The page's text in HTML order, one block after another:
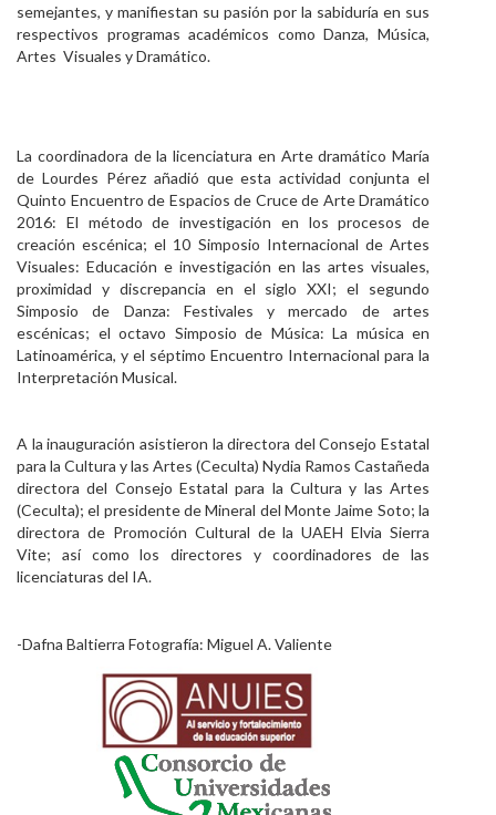
semejantes, y manifiestan su pasión por la sabiduría en sus
respectivos programas académicos como Danza, Música,
Artes Visuales y Dramático.
La coordinadora de la licenciatura en Arte dramático María
de Lourdes Pérez añadió que esta actividad conjunta el
Quinto Encuentro de Espacios de Cruce de Arte Dramático
2016: El método de investigación en los procesos de
creación escénica; el 10 Simposio Internacional de Artes
Visuales: Educación e investigación en las artes visuales,
proximidad y discrepancia en el siglo XXI; el segundo
Simposio de Danza: Festivales y mercado de artes
escénicas; el octavo Simposio de Música: La música en
Latinoamérica, y el séptimo Encuentro Internacional para la
Interpretación Musical.
A la inauguración asistieron la directora del Consejo Estatal
para la Cultura y las Artes (Ceculta) Nydia Ramos Castañeda
directora del Consejo Estatal para la Cultura y las Artes
(Ceculta); el presidente de Mineral del Monte Jaime Soto; la
directora de Promoción Cultural de la UAEH Elvia Sierra
Vite; así como los directores y coordinadores de las
licenciaturas del IA.
-Dafna Baltierra Fotografía: Miguel A. Valiente